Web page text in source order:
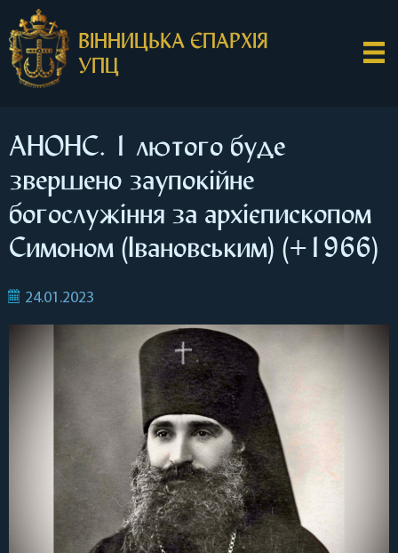
ВІННИЦЬКА ЄПАРХІЯ
УПЦ
АНОНС. 1 лютого буде
звершено заупокійне
богослужіння за архієпископом
Симоном (Івановським) (+1966)
24.01.2023